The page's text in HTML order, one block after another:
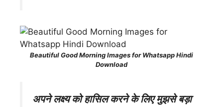
Beautiful Good Morning Images for Whatsapp Hindi
Download
अपने लक्ष्य को हासिल करने के लिए मुझसे बड़ा